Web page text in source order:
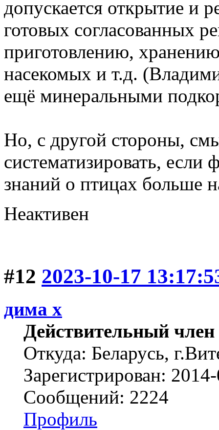
допускается открытие и
готовых согласованных
приготовлению,
насекомых и т.д.
ещё минеральными
Но, с другой стороны,
систематизировать, если
знаний о птицах больше
Неактивен
#12 2023-10-17
дима х
Действительный член
Откуда: Беларусь,
Зарегистрирован:
Сообщений: 2224
Профиль